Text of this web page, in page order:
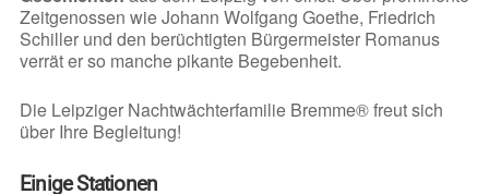
Zeitgenossen wie Johann Wolfgang Goethe, Friedrich
Schiller und den berüchtigten Bürgermeister Romanus
verrät er so manche pikante Begebenheit.
Die Leipziger Nachtwächterfamilie Bremme® freut sich
über Ihre Begleitung!
Einige Stationen